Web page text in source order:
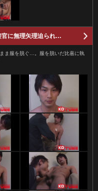
に無理矢理迫られ…
ま服を脱ぐ…。服を脱いだ比嘉に執